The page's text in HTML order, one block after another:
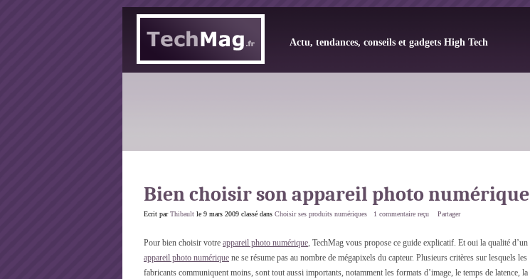
Actu, tendances, conseils et gadgets High Tech
Bien choisir son appareil photo numérique
Ecrit parThibault le 9 mars 2009 classé dans Choisir ses produits numériques 1 commentaire reçu Partager
Pour bien choisir votre appareil photo numérique, TechMag vous propose ce guide explicatif. Et oui la qualité d’un
appareil photo numérique ne se résume pas au nombre de mégapixels du capteur. Plusieurs critères sur lesquels les
fabricants communiquent moins, sont tout aussi importants, notamment les formats d’image, le temps de latence, la